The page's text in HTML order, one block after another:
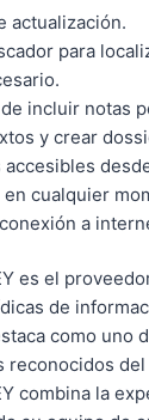
actualización.
para
incluir notas
y crear
accesibles
cualquier
a
es el
de
como uno
reconocidos
combina la